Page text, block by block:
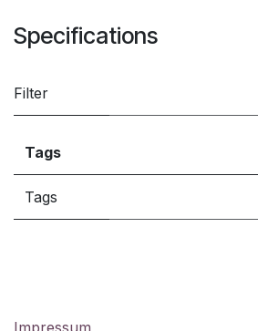
Specifications
Filter
Tags
Tags